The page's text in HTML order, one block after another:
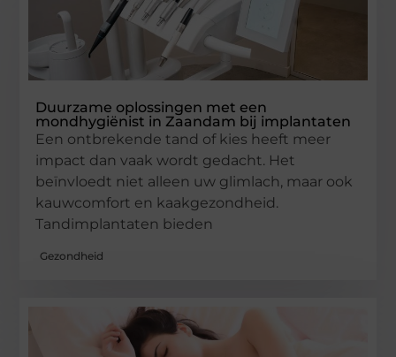
Duurzame oplossingen met een
mondhygiënist in Zaandam bij implantaten
Een ontbrekende tand of kies heeft meer
impact dan vaak wordt gedacht. Het
beïnvloedt niet alleen uw glimlach, maar ook
kauwcomfort en kaakgezondheid.
Tandimplantaten bieden
Gezondheid